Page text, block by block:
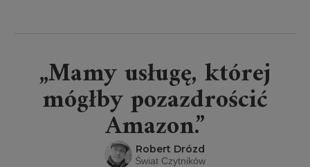
„Mamy usługę, której
mógłby pozazdrościć
Amazon.”
Robert Drózd
Świat Czytników